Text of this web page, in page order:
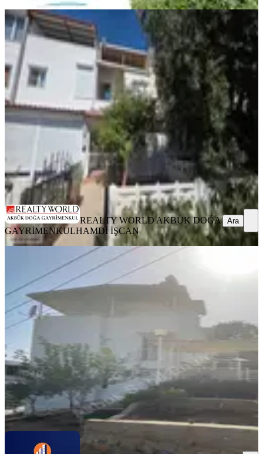
SİTE İÇİ
Didim Akbükde Denize Yürüme
Mesafesinde Kelepir Fiyata Yazlık
Didim, Akbük Mahallesi
110 m² ·Düz Giriş (Zemin) ·25.07.2026
6.075.000 ₺
REALTY WORLD AKBÜK DOĞA GAYRİMENKULHAMDİ
İŞCAN
Ara
REALTY WORLD AKBÜK DOĞA
GAYRİMENKULHAMDİ İŞCAN
Ara
Didim Akbükte Satılık 3+1 Müstakil
Villa
180 m² 24.07.2026
AKBÜK SAHİL EMLAK INŞAAT&ARSA OFİSİ
Ara